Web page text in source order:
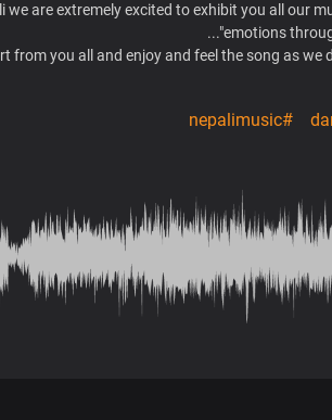
we are extremely excited to exhibit you all our
emotions
from you all and enjoy and feel the song as we
#nepalimusic